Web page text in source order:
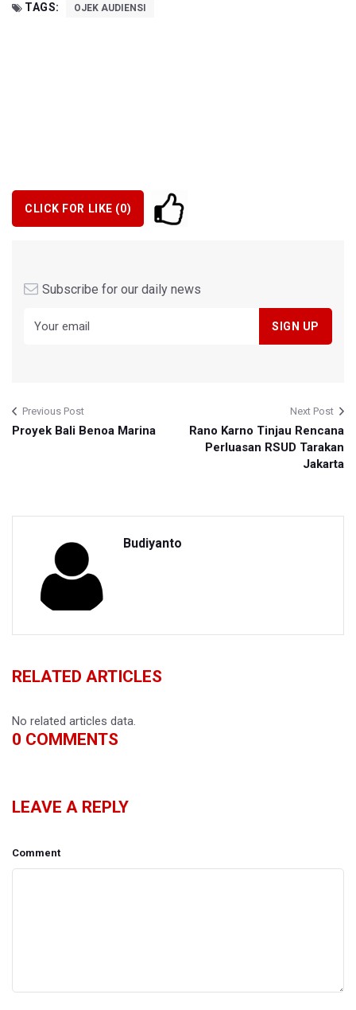
TAGS: OJEK AUDIENSI
CLICK FOR LIKE (0)
Subscribe for our daily news
Previous Post
Proyek Bali Benoa Marina
Next Post
Rano Karno Tinjau Rencana
Perluasan RSUD Tarakan
Jakarta
Budiyanto
RELATED ARTICLES
No related articles data.
0 COMMENTS
LEAVE A REPLY
Comment